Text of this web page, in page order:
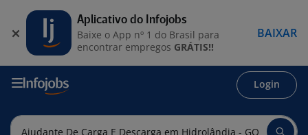
Login
Aplicativo do Infojobs
Baixe o App nº 1 do Brasil para
encontrar empregos GRÁTIS!!
BAIXAR